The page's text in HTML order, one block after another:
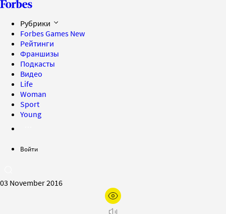
Рубрики
Forbes Games New
Рейтинги
Франшизы
Подкасты
Видео
Life
Woman
Sport
Young
Войти
03 November 2016